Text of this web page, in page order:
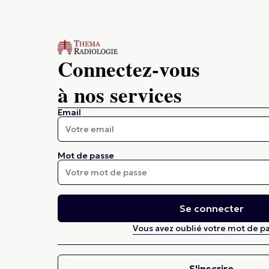
Connectez-vous
à nos services
Email
Mot de passe
Se connecter
Vous avez oublié votre mot de